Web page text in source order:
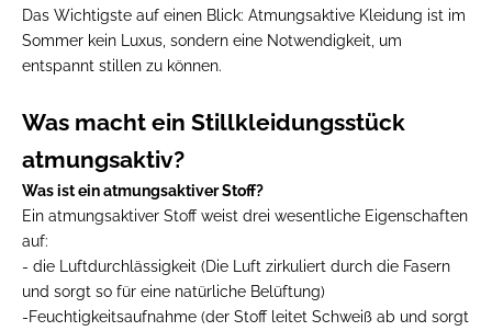
Das Wichtigste auf einen Blick: Atmungsaktive Kleidung ist im
Sommer kein Luxus, sondern eine Notwendigkeit, um
entspannt stillen zu können.
Was macht ein Stillkleidungsstück
atmungsaktiv?
Was ist ein atmungsaktiver Stoff?
Ein atmungsaktiver Stoff weist drei wesentliche Eigenschaften
auf:
- die
Luftdurchlässigkeit (Die Luft zirkuliert durch die Fasern
und sorgt so für eine natürliche Belüftung)
-Feuchtigkeitsaufnahme (der Stoff leitet Schweiß ab und sorgt